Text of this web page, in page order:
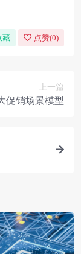
藏 点赞(0)
上一篇
促销场景模型